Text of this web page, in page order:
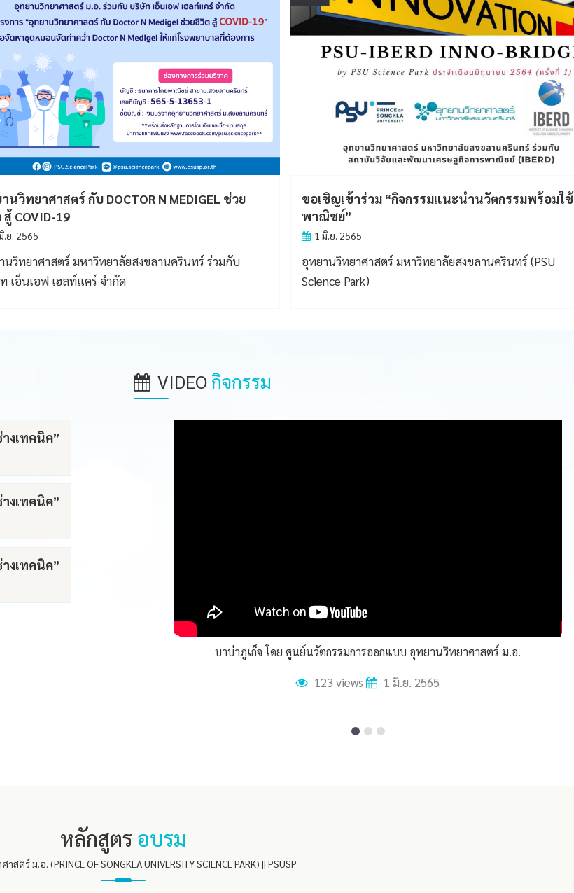
ญเข้าร่วม “กิจกรรมแนะนำนวัตกรรมพร้อมใช้เชิง
ชย์”
.ย. 2565
นวิทยาศาสตร์ มหาวิทยาลัยสงขลานครินทร์ (PSU
Park)
ทำเนียบผู้ประกอบการบ่มเพาะวิสาหกิจ ปีงบประม
2557-2562
1 มิ.ย. 2565
Download >> ทำเนียบผู้ประกอบการบ่มเพาะวิสาหกิจ
ปีงบประมาณ 2557-2562
งเทคนิค”
งเทคนิค”
งเทคนิค”
VIDEO กิจกรรม
บาบ๋าภูเก็จ โดย ศูนย์นวัตกรรมการออกแบบ อุทยานวิทยาศาสตร์ ม.อ.
123 views 1 มิ.ย. 2565
หลักสูตร อบรม
สตร์ ม.อ. (PRINCE OF SONGKLA UNIVERSITY SCIENCE PARK) || PSUSP